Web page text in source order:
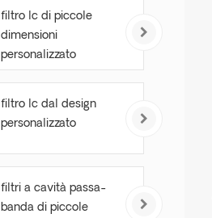
filtro lc di piccole
dimensioni
personalizzato
filtro lc dal design
personalizzato
filtri a cavità passa-
banda di piccole